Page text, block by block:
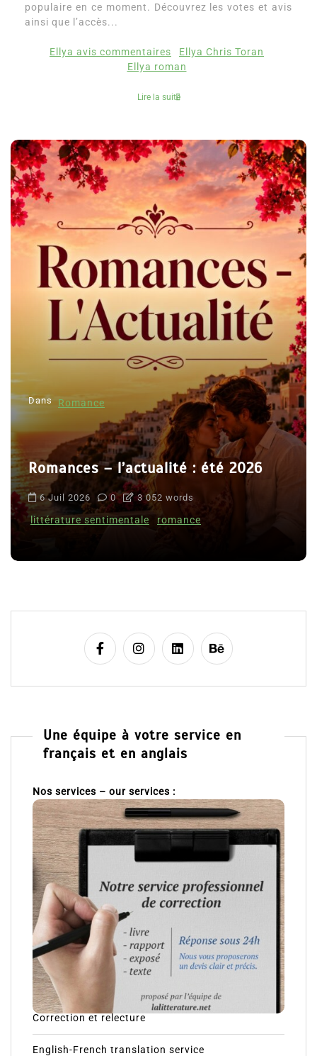
populaire en ce moment. Découvrez les votes et avis
ainsi que l’accès...
Ellya avis commentaires
Ellya Chris Toran
Ellya roman
Lire la suite
Dans Romance
Romances – l’actualité : été 2026
6 Juil 2026 0 3 052 words
littérature sentimentale romance
Une équipe à votre service en
français et en anglais
Nos services – our services :
Correction et relecture
English-French translation service